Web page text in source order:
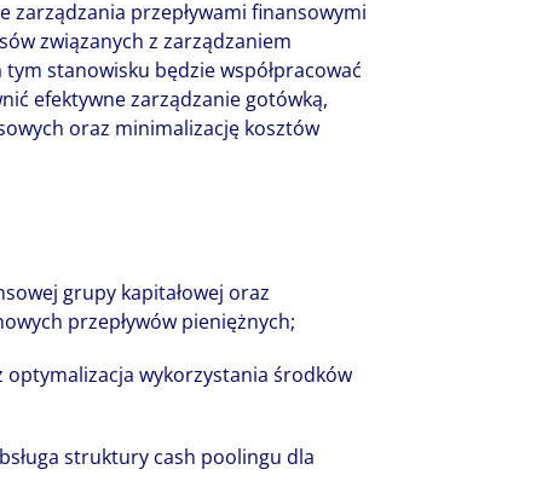
zarządzania przepływami finansowymi
związanych z zarządzaniem
stanowisku będzie współpracować
efektywne zarządzanie gotówką,
oraz minimalizację kosztów
grupy kapitałowej oraz
przepływów pieniężnych;
optymalizacja wykorzystania środków
struktury cash poolingu dla